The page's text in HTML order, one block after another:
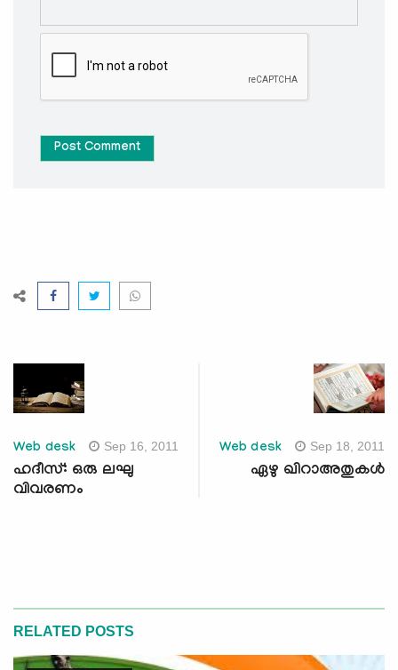
Post Comment
Web desk Sep 16, 2011
ഹദീസ്: ഒരു ലഘു
വിവരണം
Web desk Sep 18, 2011
ഏഴു ഖിറാഅതുകള്‍
RELATED POSTS